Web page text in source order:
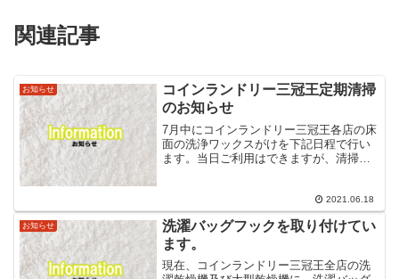
関連記事
お知らせ
コインランドリー三冠王定期清掃
のお知らせ
7月中にコインランドリー三冠王各店の床
面の洗浄ワックスがけを下記日程で行い
ます。当日ご利用はできますが、清掃作
大変ご迷惑をおかけいたしますが、店内
美化を保つためご協力の...
2021.06.18
お知らせ
洗濯バッグフックを取り付けてい
ます。
現在、コインランドリー三冠王全店の洗